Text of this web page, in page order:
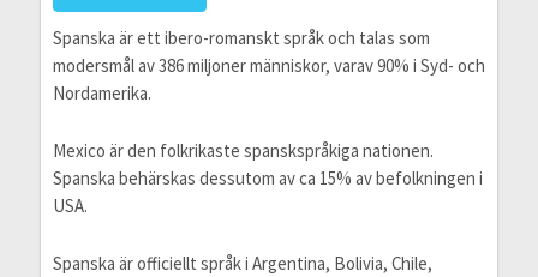
Spanska är ett ibero-romanskt språk och talas som
modersmål av 386 miljoner människor, varav 90% i Syd- och
Nordamerika.
Mexico är den folkrikaste spanskspråkiga nationen.
Spanska behärskas dessutom av ca 15% av befolkningen i
USA.
Spanska är officiellt språk i Argentina, Bolivia, Chile,